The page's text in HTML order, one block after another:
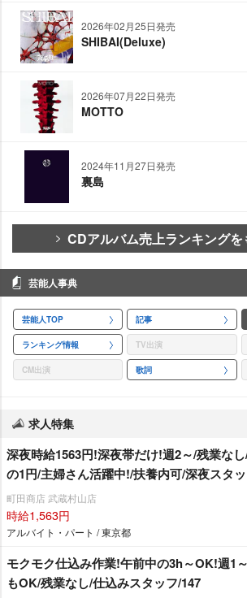
2026年02月25日発売
SHIBAI(Deluxe)
2026年07月22日発売
MOTTO
2024年11月27日発売
裏島
CDアルバム売上ランキングを
芸能人事典
芸能人TOP 記事
ランキング情報 TV出演
CM出演 歌詞
求人特集
深夜時給1563円!深夜帯だけ!週2～/残業な
の1円/主婦さん活躍中!/扶養内可/深夜スタ
町田商店 武蔵村山店
時給1,563円
アルバイト・パート / 東京都
モクモク仕込み作業!午前中の3h～OK!週1
もOK/残業なし/仕込みスタッフ/147